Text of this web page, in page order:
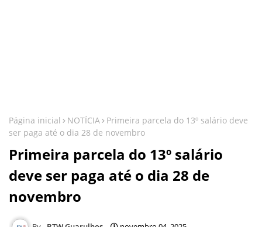
Página inicial NOTÍCIA
Primeira parcela do 13º salário deve
ser paga até o dia 28 de novembro
Primeira parcela do 13º salário
deve ser paga até o dia 28 de
novembro